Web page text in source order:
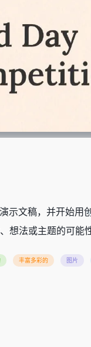
文稿，并开始用
想法或主题的可能
丰富多彩的 图片